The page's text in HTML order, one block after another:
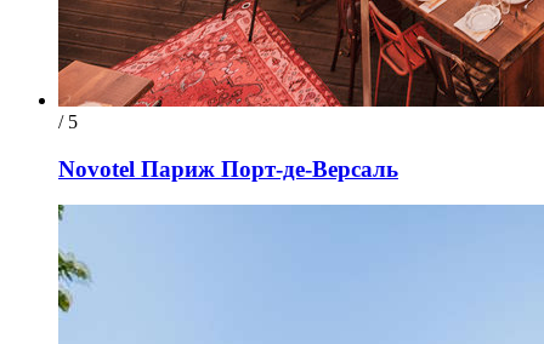
/ 5
Novotel Париж Порт-де-Версаль